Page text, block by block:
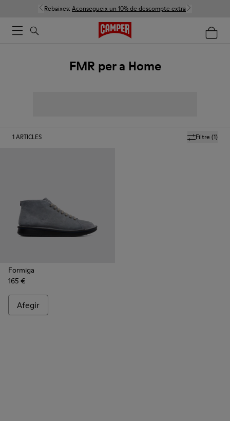
Rebaixes: Aconsegueix un 10% de descompte extra
FMR per a Home
Filtre (1)
1ARTICLES
Formiga
165 €
Afegir